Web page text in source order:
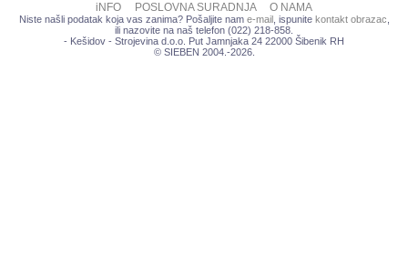
iNFO POSLOVNA SURADNJA O NAMA
Niste našli podatak koja vas zanima? Pošaljite nam e-mail , ispunite kontakt obrazac
ili nazovite na naš telefon (022) 218-858.
- Kešidov - Strojevina d.o.o. Put Jamnjaka 24 22000 Šibenik RH
© SIEBEN 2004.-2026.